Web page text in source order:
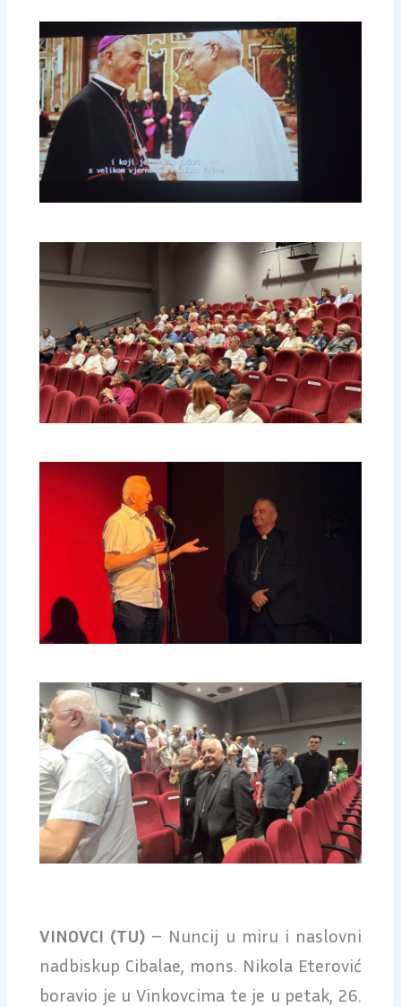
VINOVCI (TU) – Nuncij u miru i naslovni
nadbiskup Cibalae, mons. Nikola Eterović
boravio je u Vinkovcima te je u petak, 26.